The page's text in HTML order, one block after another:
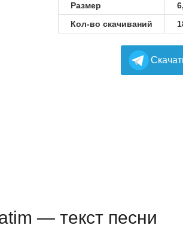
Размер
Кол-во скачиваний
— текст песни